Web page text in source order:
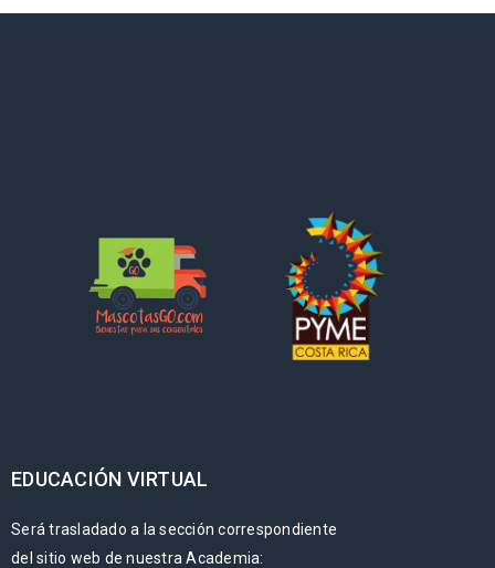
EDUCACIÓN VIRTUAL
Será trasladado a la sección correspondiente
del sitio web de nuestra Academia: